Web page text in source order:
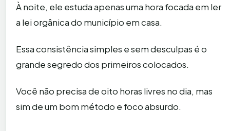
À noite, ele estuda apenas uma hora focada em ler
a lei orgânica do município em casa.
Essa consistência simples e sem desculpas é o
grande segredo dos primeiros colocados.
Você não precisa de oito horas livres no dia, mas
sim de um bom método e foco absurdo.